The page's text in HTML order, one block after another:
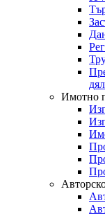
Имотно